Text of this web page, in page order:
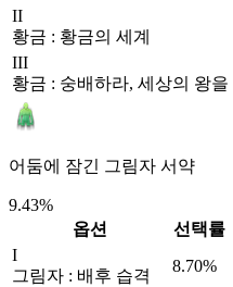
II
황금 : 황금의 세계
III
황금 : 숭배하라, 세상의 왕을
어둠에 잠긴 그림자 서약
9.43%
옵션
선택률
I
그림자 : 배후 습격
8.70%